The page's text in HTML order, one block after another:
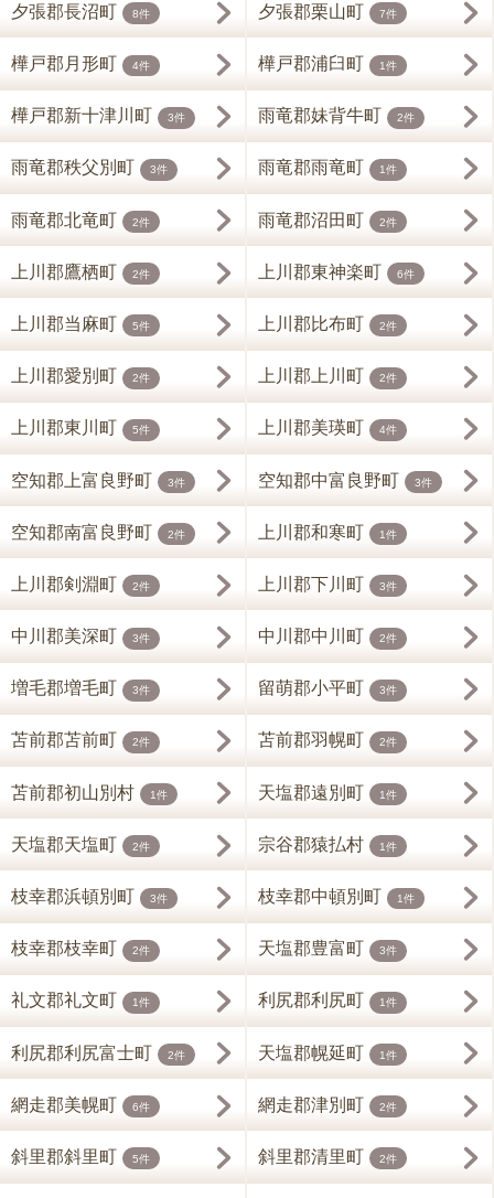
夕張郡長沼町 8件 夕張郡栗山町 7件
樺戸郡月形町 4件 樺戸郡浦臼町 1件
樺戸郡新十津川町 3件 雨竜郡妹背牛町 2件
雨竜郡秩父別町 3件 雨竜郡雨竜町 1件
雨竜郡北竜町 2件 雨竜郡沼田町 2件
上川郡鷹栖町 2件 上川郡東神楽町 6件
上川郡当麻町 5件 上川郡比布町 2件
上川郡愛別町 2件 上川郡上川町 2件
上川郡東川町 5件 上川郡美瑛町 4件
空知郡上富良野町 3件 空知郡中富良野町 3件
空知郡南富良野町 2件 上川郡和寒町 1件
上川郡剣淵町 2件 上川郡下川町 3件
中川郡美深町 3件 中川郡中川町 2件
増毛郡増毛町 3件 留萌郡小平町 3件
苫前郡苫前町 2件 苫前郡羽幌町 2件
苫前郡初山別村 1件 天塩郡遠別町 1件
天塩郡天塩町 2件 宗谷郡猿払村 1件
枝幸郡浜頓別町 3件 枝幸郡中頓別町 1件
枝幸郡枝幸町 2件 天塩郡豊富町 3件
礼文郡礼文町 1件 利尻郡利尻町 1件
利尻郡利尻富士町 2件 天塩郡幌延町 1件
網走郡美幌町 6件 網走郡津別町 2件
斜里郡斜里町 5件 斜里郡清里町 2件